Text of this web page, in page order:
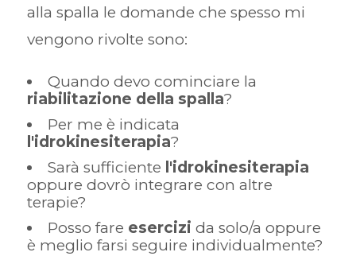
alla spalla le domande che spesso mi
vengono rivolte sono:
Quando devo cominciare la
riabilitazione della spalla?
Per me è indicata
l'idrokinesiterapia?
Sarà sufficiente l'idrokinesiterapia
oppure dovrò integrare con altre
terapie?
Posso fare esercizi da solo/a oppure
è meglio farsi seguire individualmente?